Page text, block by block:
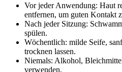
Vor‌ jeder Anwendung: Haut
entfernen, um‍ guten Kontakt
Nach jeder ​Sitzung:⁢
‌spülen.
Wöchentlich: milde Seife,
‍trocknen ⁣lassen.
Niemals: Alkohol,
verwenden.